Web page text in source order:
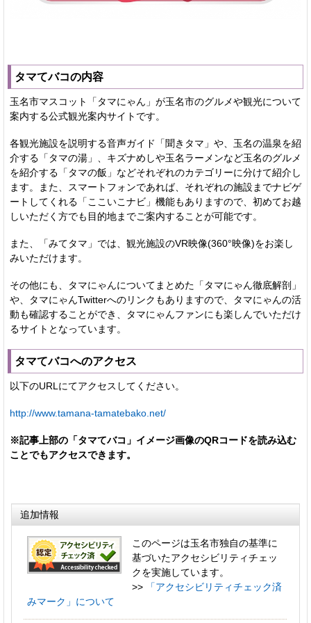
タマてバコの内容
玉名市マスコット「タマにゃん」が玉名市のグルメや観光について
案内する公式観光案内サイトです。
各観光施設を説明する音声ガイド「聞きタマ」や、玉名の温泉を紹
介する「タマの湯」、キズナめしや玉名ラーメンなど玉名のグルメ
を紹介する「タマの飯」などそれぞれのカテゴリーに分けて紹介し
ます。また、スマートフォンであれば、それぞれの施設までナビゲ
ートしてくれる「ここいこナビ」機能もありますので、初めてお越
しいただく方でも目的地までご案内することが可能です。
また、「みてタマ」では、観光施設のVR映像(360°映像)をお楽し
みいただけます。
その他にも、タマにゃんについてまとめた「タマにゃん徹底解剖」
や、タマにゃんTwitterへのリンクもありますので、タマにゃんの活
動も確認することができ、タマにゃんファンにも楽しんでいただけ
るサイトとなっています。
タマてバコへのアクセス
以下のURLにてアクセスしてください。
http://www.tamana-tamatebako.net/
※記事上部の「タマてバコ」イメージ画像のQRコードを読み込む
ことでもアクセスできます。
追加情報
このページは玉名市独自の基準に
基づいたアクセシビリティチェッ
クを実施しています。
>>
「アクセシビリティチェック済
みマーク」について